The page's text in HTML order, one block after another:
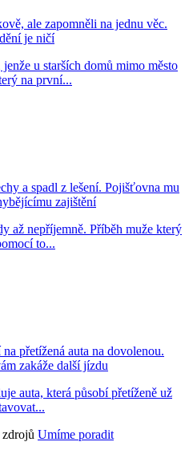
ale zapomněli na jednu věc.
je ničí
u starších domů mimo město
na první...
a spadl z lešení. Pojišťovna mu
zajištění
až nepříjemně. Příběh muže který
to...
přetížená auta na dovolenou.
zakáže další jízdu
auta, která působí přetíženě už
Umíme poradit